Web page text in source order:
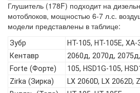
Глушитель (178F) подходит на
мотоблоков, мощностью 6-7 л.с.
модели представлены в таблице:
Зубр
HT-105, HT-105E, ХА-
Кентавр
2060д, 2070д,
Forte (Форте)
105, HSD1G-105,
Zirka (Зирка)
LX 2060D, LX 2062D,